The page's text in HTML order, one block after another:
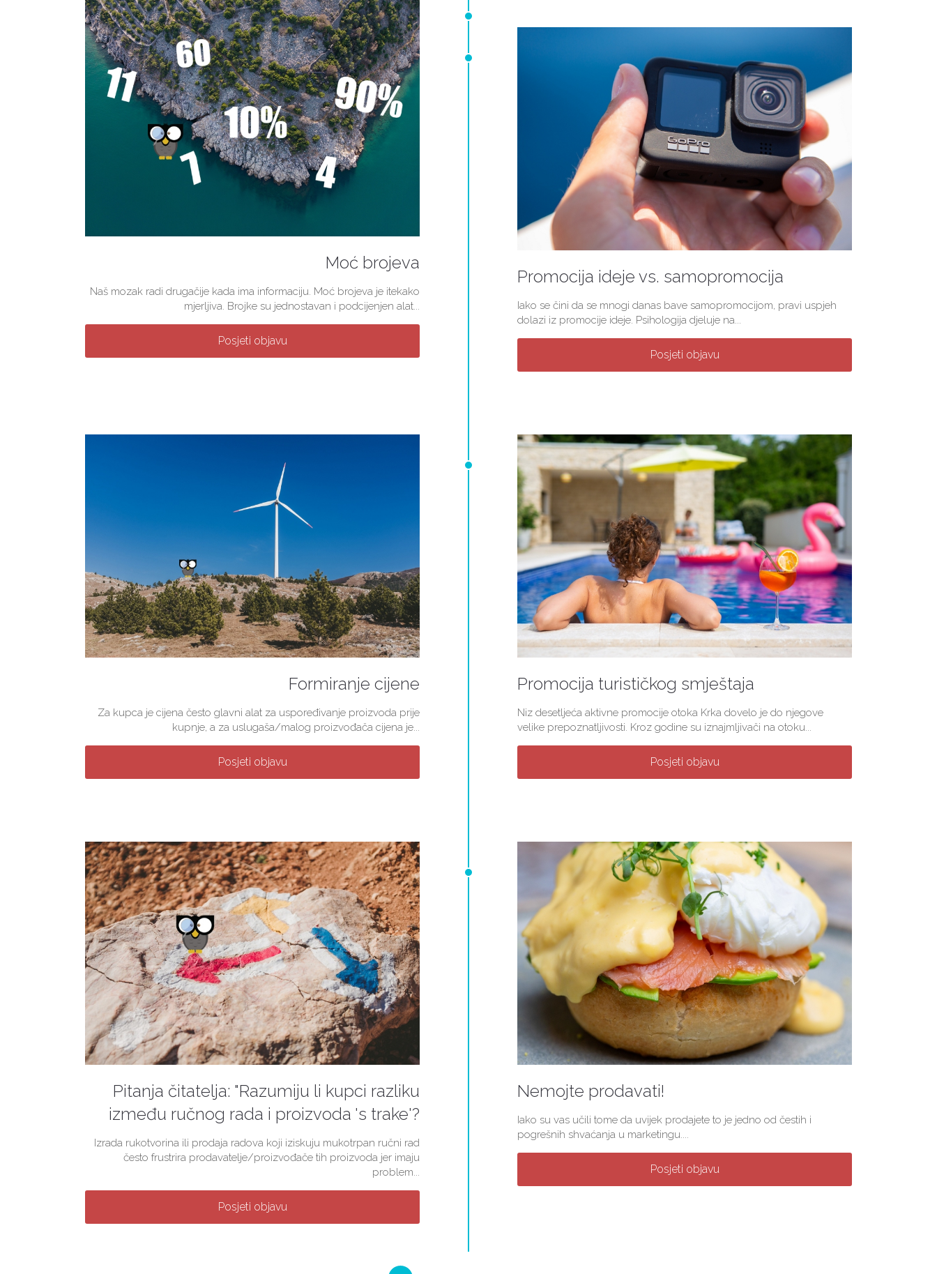
Moć brojeva
Naš mozak radi drugačije kada ima informaciju. Moć brojeva je itekako
mjerljiva. Brojke su jednostavan i podcijenjen alat...
Posjeti objavu
Promocija ideje vs. samopromocija
Iako se čini da se mnogi danas bave samopromocijom, pravi uspjeh
dolazi iz promocije ideje. Psihologija djeluje na...
Posjeti objavu
Promocija turističkog smještaja
Niz desetljeća aktivne promocije otoka Krka dovelo je do njegove
velike prepoznatljivosti. Kroz godine su iznajmljivači na otoku...
Posjeti objavu
Formiranje cijene
Za kupca je cijena često glavni alat za uspoređivanje proizvoda prije
kupnje, a za uslugaša/malog proizvođača cijena je...
Posjeti objavu
Nemojte prodavati!
Iako su vas učili tome da uvijek prodajete to je jedno od čestih i
pogrešnih shvaćanja u marketingu....
Posjeti objavu
Pitanja čitatelja: "Razumiju li kupci razliku
između ručnog rada i proizvoda 's trake'?
Izrada rukotvorina ili prodaja radova koji iziskuju mukotrpan ručni rad
često frustrira prodavatelje/proizvođače tih proizvoda jer imaju
problem...
Posjeti objavu